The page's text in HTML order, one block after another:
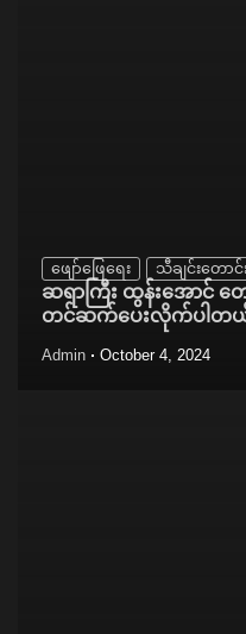
ဖျော်ဖြေရေး သီချင်းတောင်
ဆရာကြီး ထွန်းအောင်
တင်ဆက်ပေးလိုက်ပါတ
Admin October 4, 2024